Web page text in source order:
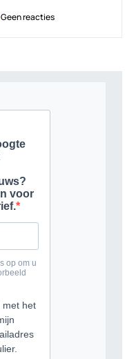
Geen reacties